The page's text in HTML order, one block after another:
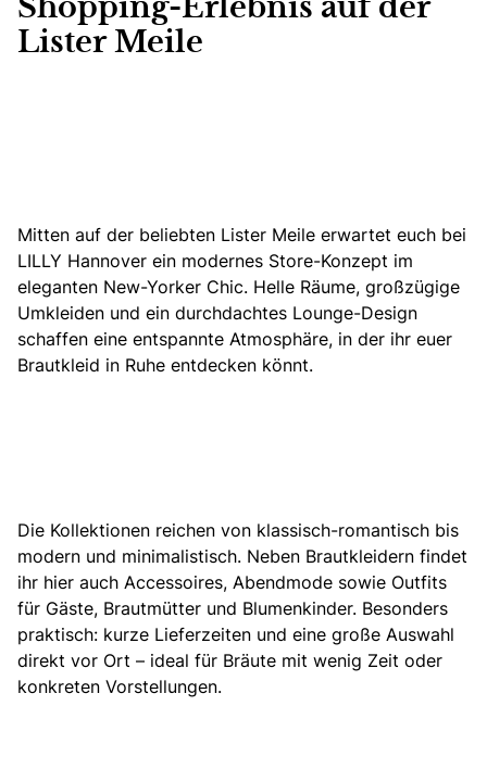
Shopping-Erlebnis auf der
Lister Meile
Mitten auf der beliebten Lister Meile erwartet euch bei
LILLY Hannover ein modernes Store-Konzept im
eleganten New-Yorker Chic. Helle Räume, großzügige
Umkleiden und ein durchdachtes Lounge-Design
schaffen eine entspannte Atmosphäre, in der ihr euer
Brautkleid in Ruhe entdecken könnt.
Die Kollektionen reichen von klassisch-romantisch bis
modern und minimalistisch. Neben Brautkleidern findet
ihr hier auch Accessoires, Abendmode sowie Outfits
für Gäste, Brautmütter und Blumenkinder. Besonders
praktisch: kurze Lieferzeiten und eine große Auswahl
direkt vor Ort – ideal für Bräute mit wenig Zeit oder
konkreten Vorstellungen.